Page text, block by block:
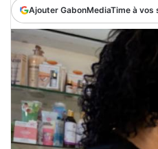
Ajouter GabonMediaTime à